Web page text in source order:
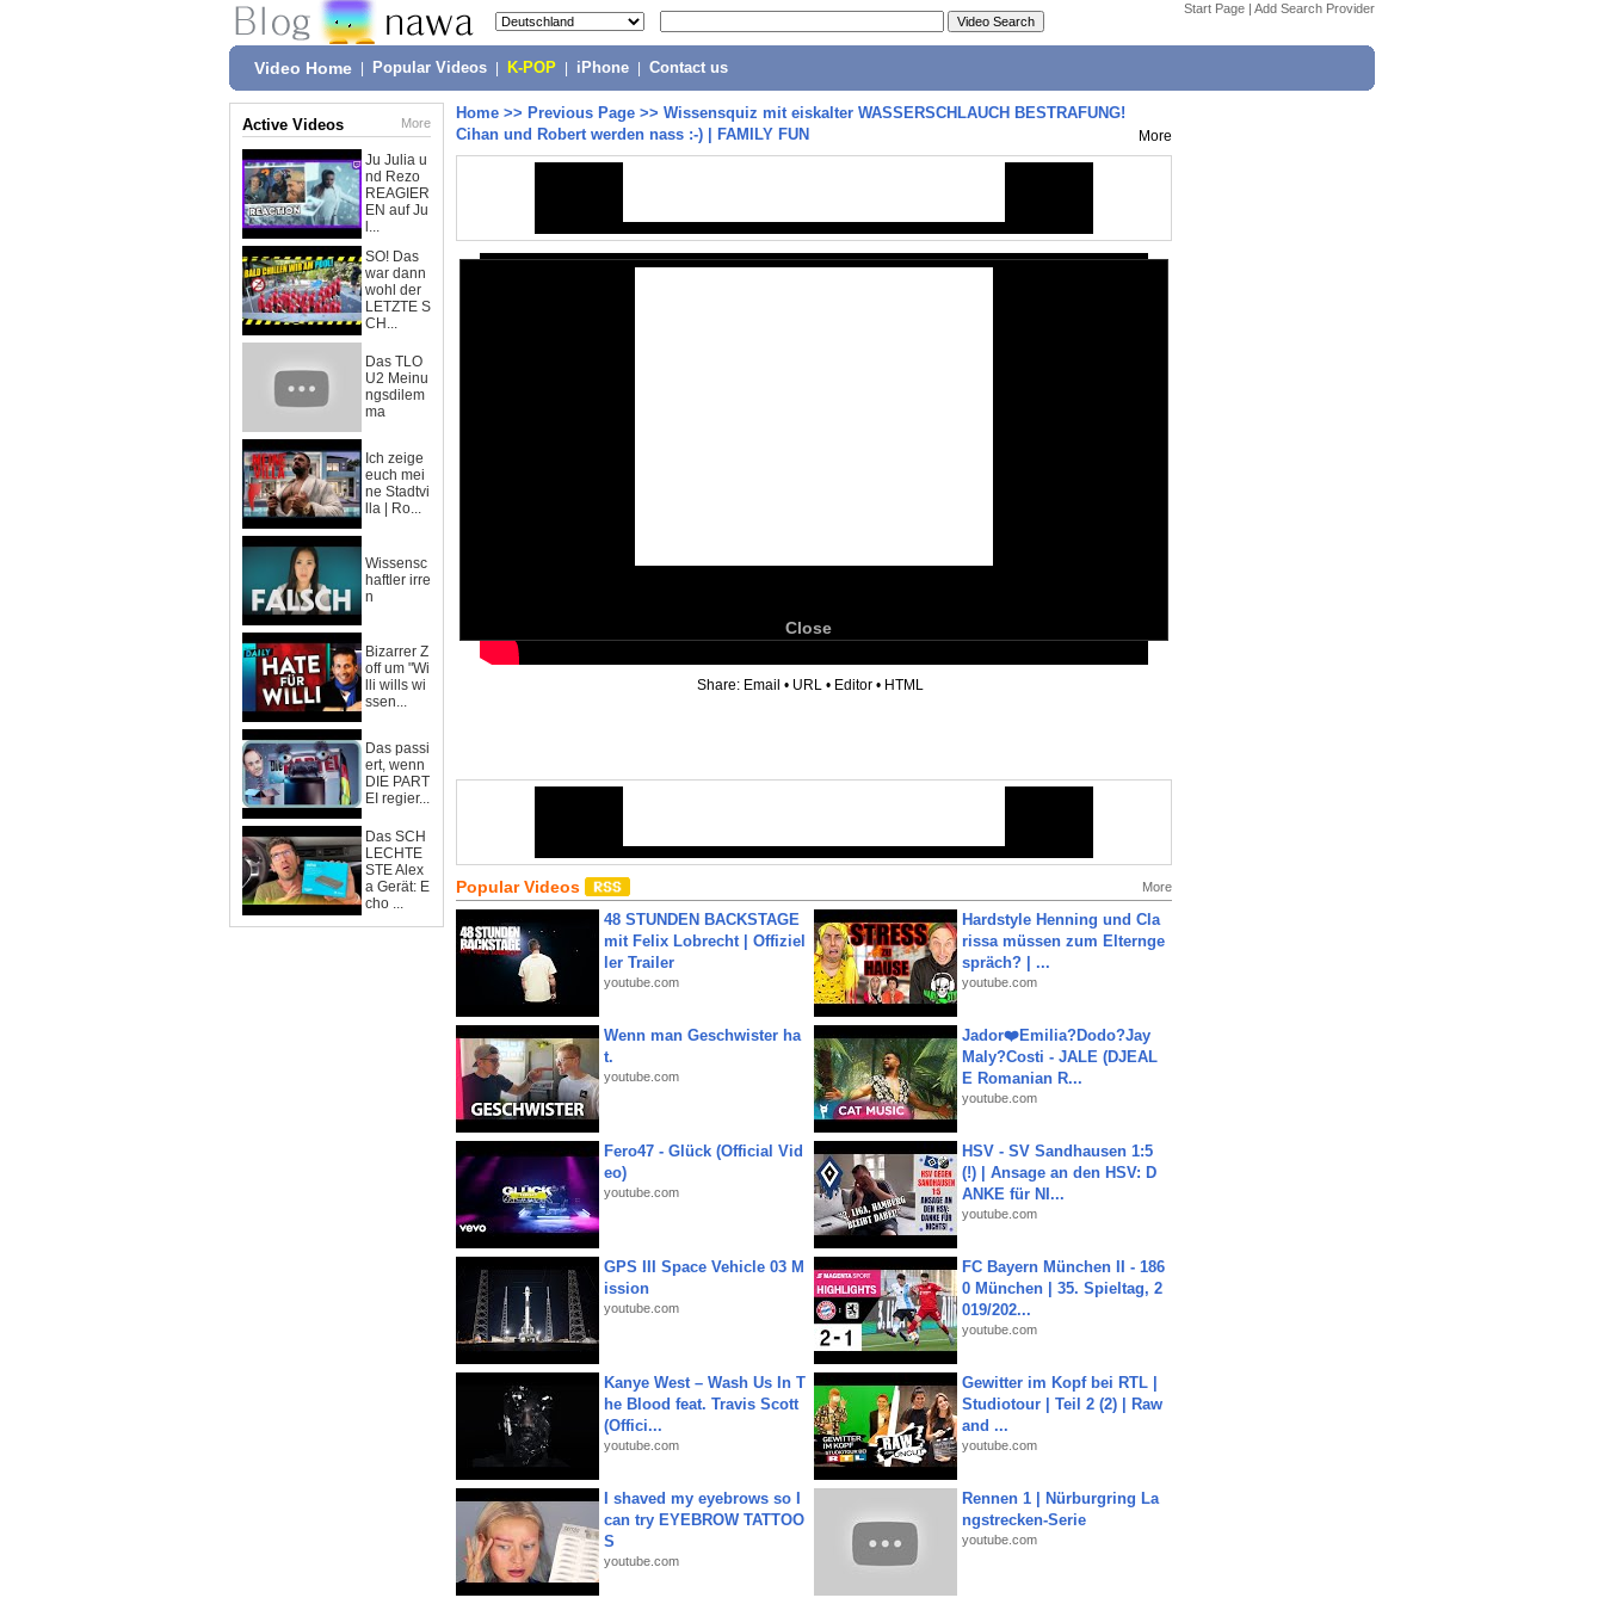
Start Page | Add Search Provider
Video Home Popular Videos K-POP iPhone Contact us
Active Videos More
Ju Julia u
nd Rezo
REAGIER
EN auf Ju
l...
SO! Das
war dann
wohl der
LETZTE S
CH...
Das TLO
U2 Meinu
ngsdilem
ma
Ich zeige
euch mei
ne Stadtvi
lla | Ro...
Wissensc
haftler irre
n
Bizarrer Z
off um "Wi
lli wills wi
ssen...
Das passi
ert, wenn
DIE PART
EI regier...
Das SCH
LECHTE
STE Alex
a Gerät: E
cho ...
Home >> Previous Page >> Wissensquiz mit eiskalter WASSERSCHLAUCH BESTRAFUNG!
Cihan und Robert werden nass :-) | FAMILY FUN
More
Close
Share: Email • URL • Editor • HTML
Popular Videos More
48 STUNDEN BACKSTAGE
mit Felix Lobrecht | Offiziel
ler Trailer
youtube.com
Hardstyle Henning und Cla
rissa müssen zum Elternge
spräch? | ...
youtube.com
Wenn man Geschwister ha
t.
youtube.com
Jador❤️Emilia?Dodo?Jay
Maly?Costi - JALE (DJEAL
E Romanian R...
youtube.com
Fero47 - Glück (Official Vid
eo)
youtube.com
HSV - SV Sandhausen 1:5
(!) | Ansage an den HSV: D
ANKE für NI...
youtube.com
GPS III Space Vehicle 03 M
ission
youtube.com
FC Bayern München II - 186
0 München | 35. Spieltag, 2
019/202...
youtube.com
Kanye West – Wash Us In T
he Blood feat. Travis Scott
(Offici...
youtube.com
Gewitter im Kopf bei RTL |
Studiotour | Teil 2 (2) | Raw
and ...
youtube.com
I shaved my eyebrows so I
can try EYEBROW TATTOO
S
youtube.com
Rennen 1 | Nürburgring La
ngstrecken-Serie
youtube.com